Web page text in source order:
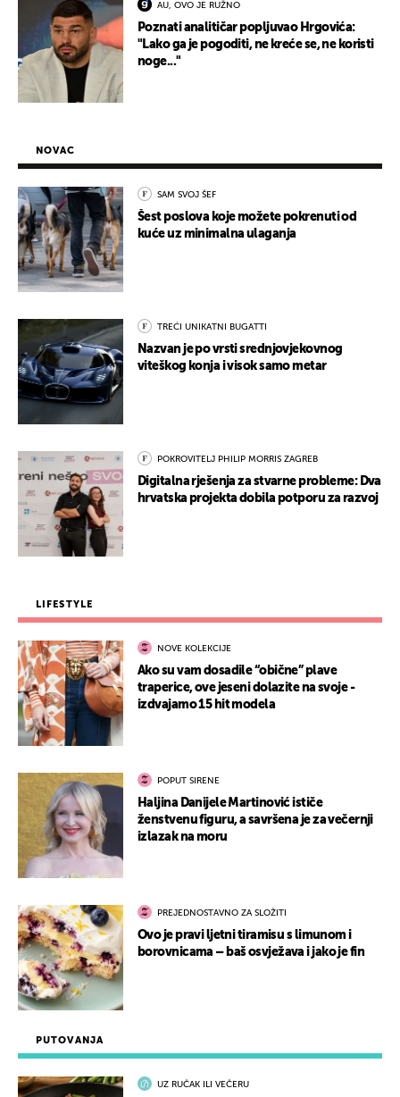
AU, OVO JE RUŽNO
Poznati analitičar popljuvao Hrgovića:
"Lako ga je pogoditi, ne kreće se, ne koristi
noge..."
PUTOVANJA
UZ RUČAK ILI VEČERU
NOVAC
SAM SVOJ ŠEF
Šest poslova koje možete pokrenuti od
kuće uz minimalna ulaganja
TREĆI UNIKATNI BUGATTI
Nazvan je po vrsti srednjovjekovnog
viteškog konja i visok samo metar
POKROVITELJ PHILIP MORRIS ZAGREB
Digitalna rješenja za stvarne probleme: Dva
hrvatska projekta dobila potporu za razvoj
LIFESTYLE
NOVE KOLEKCIJE
Ako su vam dosadile “obične” plave
traperice, ove jeseni dolazite na svoje -
izdvajamo 15 hit modela
POPUT SIRENE
Haljina Danijele Martinović ističe
ženstvenu figuru, a savršena je za večernji
izlazak na moru
PREJEDNOSTAVNO ZA SLOŽITI
Ovo je pravi ljetni tiramisu s limunom i
borovnicama – baš osvježava i jako je fin